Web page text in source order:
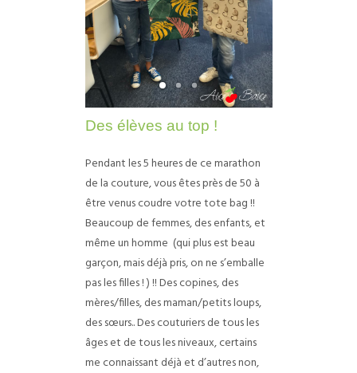
Des élèves au top !
Pendant les 5 heures de ce marathon
de la couture, vous êtes près de 50 à
être venus coudre votre tote bag !!
Beaucoup de femmes, des enfants, et
même un homme (qui plus est beau
garçon, mais déjà pris, on ne s’emballe
pas les filles !) !! Des copines, des
mères/filles, des maman/petits loups,
des sœurs.. Des couturiers de tous les
âges et de tous les niveaux, certains
me connaissant déjà et d’autres non,